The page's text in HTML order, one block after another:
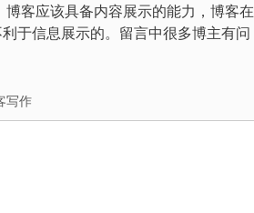
客应该具备内容展示的能力，博客在
于信息展示的。留言中很多博主有问
写作